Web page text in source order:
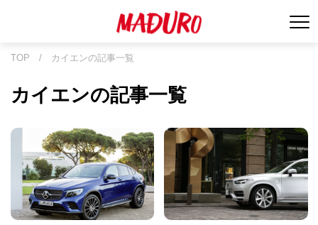
TOP / カイエンの記事一覧
カイエンの記事一覧